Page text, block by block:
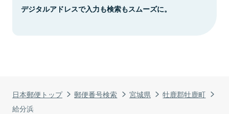
日本郵便トップ 郵便番号検索 宮城県
牡鹿郡牡鹿町
給分浜
デジタルアドレスで入力も検索もスムーズに。